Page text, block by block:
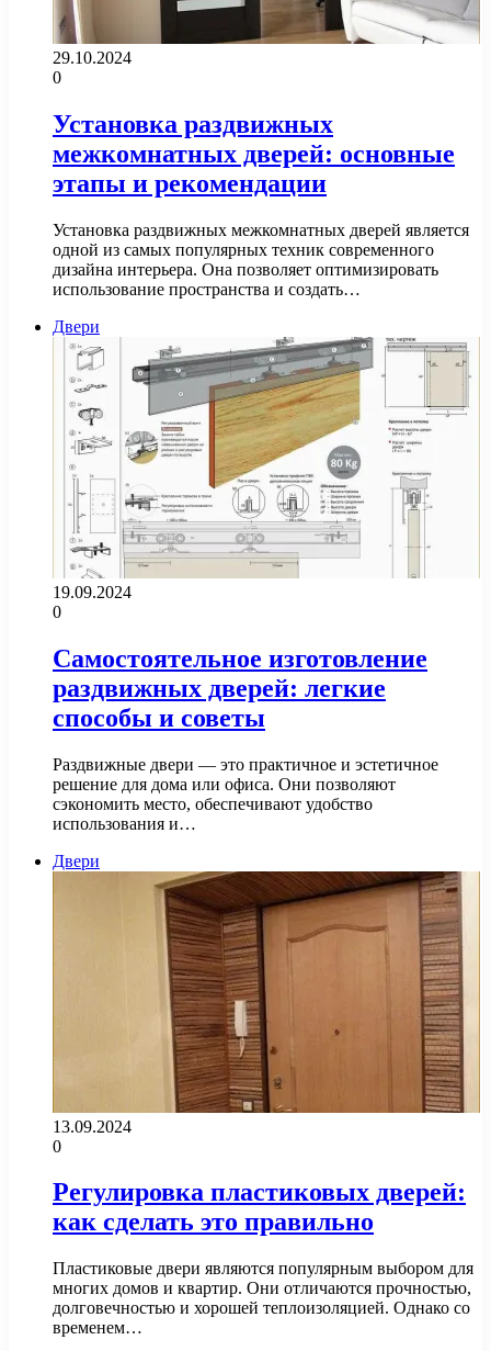
29.10.2024
0
Установка раздвижных
межкомнатных дверей: основные
этапы и рекомендации
Установка раздвижных межкомнатных дверей является
одной из самых популярных техник современного
дизайна интерьера. Она позволяет оптимизировать
использование пространства и создать…
Двери
19.09.2024
0
Самостоятельное изготовление
раздвижных дверей: легкие
способы и советы
Раздвижные двери — это практичное и эстетичное
решение для дома или офиса. Они позволяют
сэкономить место, обеспечивают удобство
использования и…
Двери
13.09.2024
0
Регулировка пластиковых дверей:
как сделать это правильно
Пластиковые двери являются популярным выбором для
многих домов и квартир. Они отличаются прочностью,
долговечностью и хорошей теплоизоляцией. Однако со
временем…